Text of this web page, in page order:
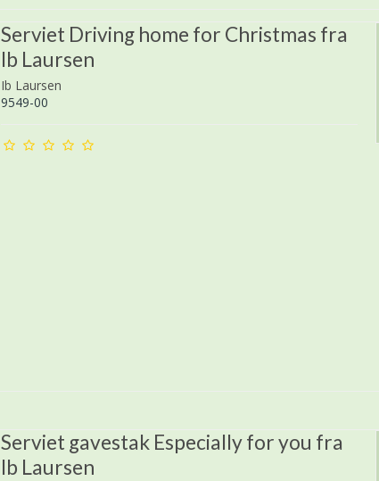
Serviet Driving home for Christmas fra
Ib Laursen
Ib Laursen
9549-00
Serviet gavestak Especially for you fra
Ib Laursen